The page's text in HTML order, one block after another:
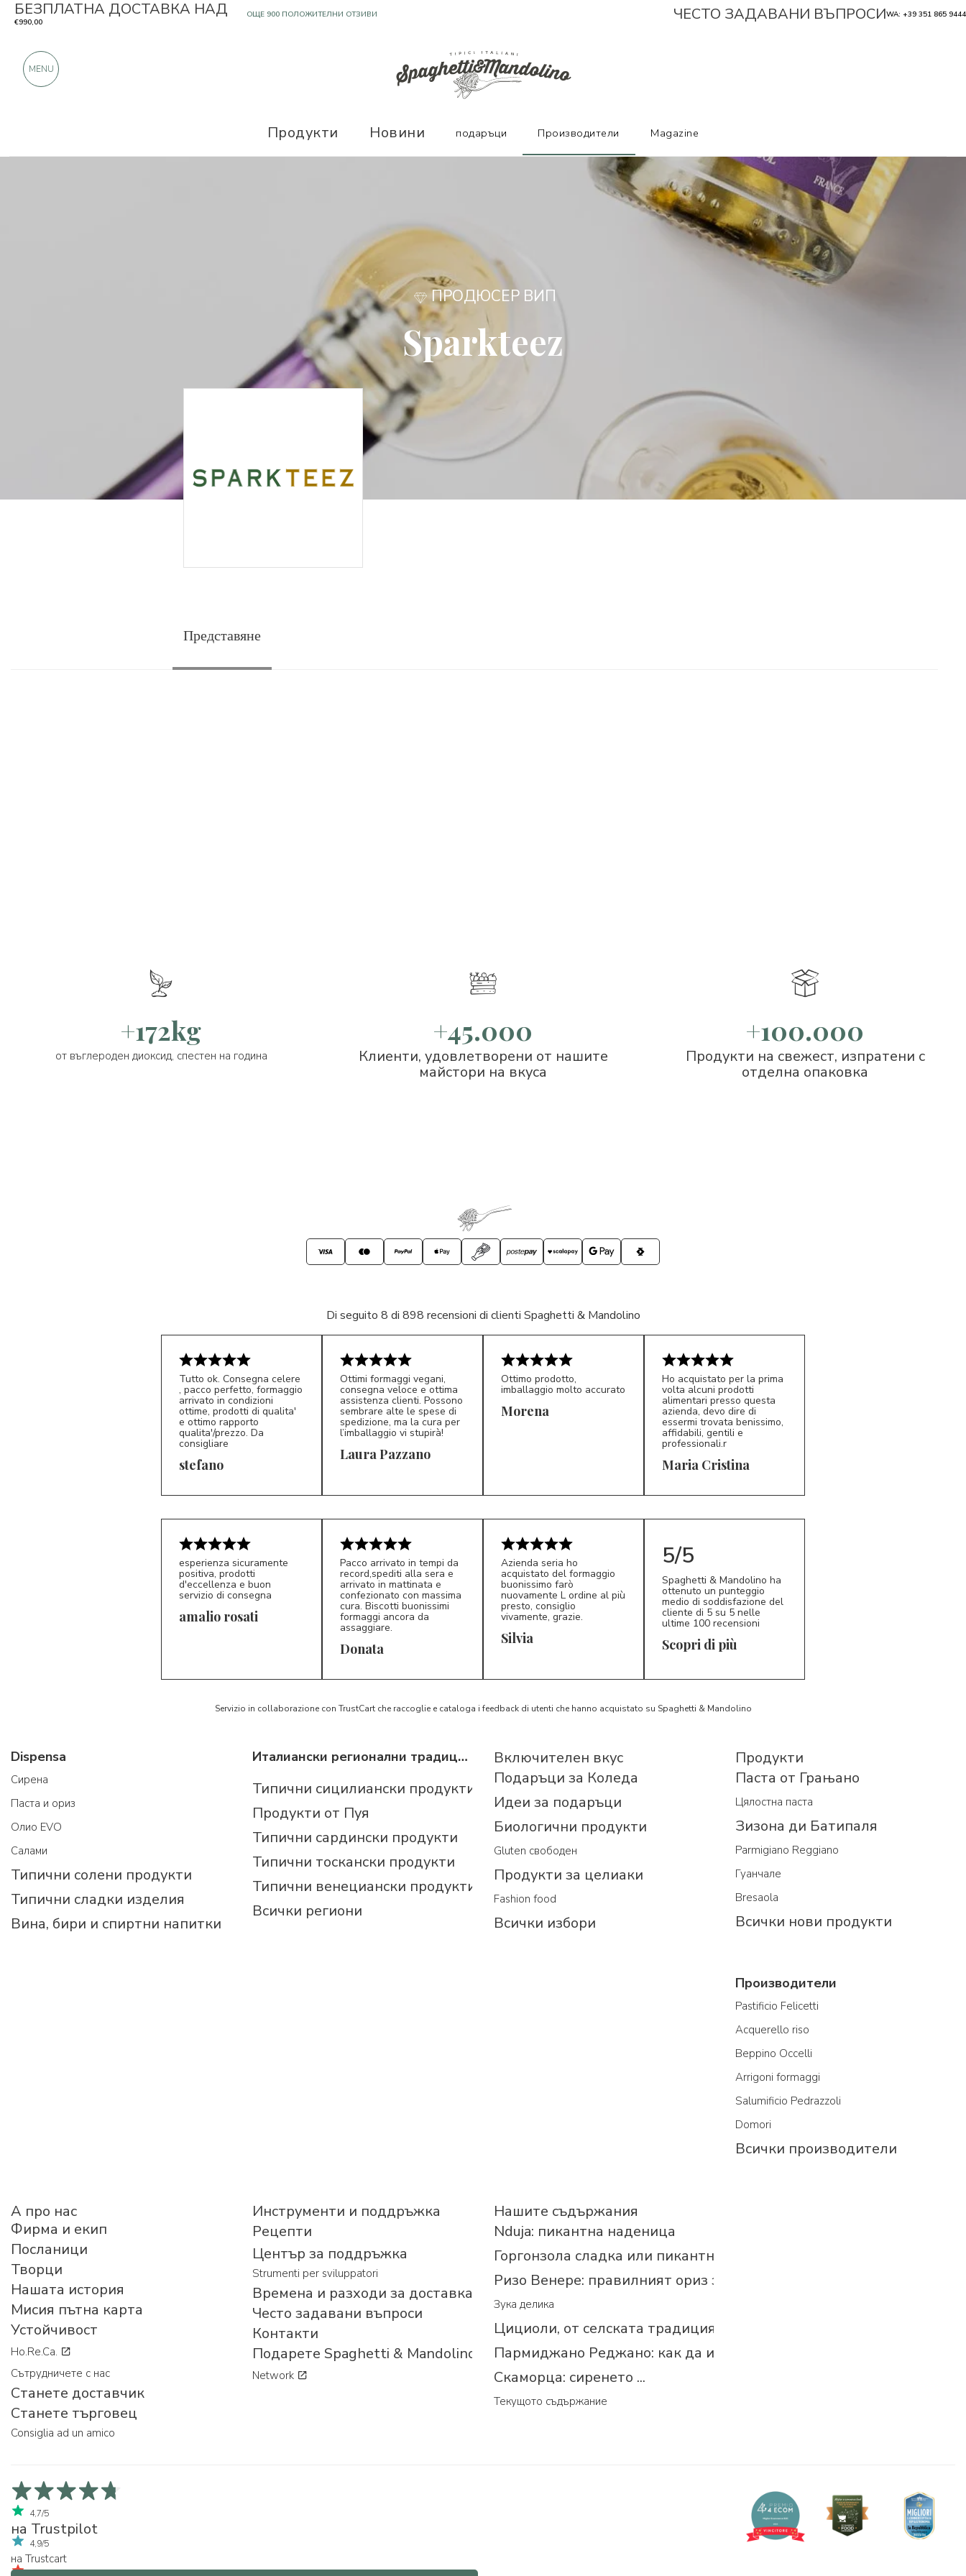
ПРОДЮСЕР ВИП
Sparkteez
Представяне
+172kg
от въглероден диоксид, спестен на година
+45.000
Клиенти, удовлетворени от нашите
майстори на вкуса
+100.000
Продукти на свежест, изпратени с
отделна опаковка
Di seguito 8 di 898 recensioni di clienti Spaghetti & Mandolino
S*
Tutto ok. Consegna celere
, pacco perfetto, formaggio
arrivato in condizioni
ottime, prodotti di qualita'
e ottimo rapporto
qualita'/prezzo. Da
consigliare
stefano LP 5/5
Ottimi formaggi vegani,
consegna veloce e ottima
assistenza clienti. Possono
sembrare alte le spese di
spedizione, ma la cura per
l’imballaggio vi stupirà!
Laura Pazzano
Ottimo prodotto,
imballaggio molto accurato
Morena
MC 5/5
Ho acquistato per la prima
volta alcuni prodotti
alimentari presso questa
azienda, devo dire di
essermi trovata benissimo,
affidabili, gentili e
professionali.r
Maria Cristina
esperienza sicuramente
positiva, prodotti
d'eccellenza e buon
servizio di consegna
amalio rosati
D*
Pacco arrivato in tempi da
record,spediti alla sera e
arrivato in mattinata e
confezionato con massima
cura. Biscotti buonissimi
formaggi ancora da
assaggiare.
Donata S*
Azienda seria ho
acquistato del formaggio
buonissimo farò
nuovamente L ordine al più
presto, consiglio
vivamente, grazie.
Silvia
5/5
Spaghetti & Mandolino ha
ottenuto un punteggio
medio di soddisfazione del
cliente di 5 su 5 nelle
ultime 100 recensioni
Scopri di più
Servizio in collaborazione con TrustCart che raccoglie e cataloga i feedback di utenti che hanno acquistato su Spaghetti & Mandolino
Dispensa
Cирена
Паста и ориз
Олио EVO
Салами
Типични солени продукти
Типични сладки изделия
Вина, бири и спиртни напитки
Италиански регионални традиционни продукти
Типични сицилиански продукти
Продукти от Пуя
Типични сардински продукти
Типични тоскански продукти
Типични венециански продукти
Всички региони
Включителен вкус
Подаръци за Коледа
Идеи за подаръци
Биологични продукти
Gluten свободен
Продукти за целиаки
Fashion food
Всички избори
Продукти
Паста от Грањано
Цялостна паста
Зизона ди Батипаля
Parmigiano Reggiano
Гуанчале
Bresaola
Всички нови продукти
Производители
Pastificio Felicetti
Acquerello riso
Beppino Occelli
Arrigoni formaggi
Salumificio Pedrazzoli
Domori
Всички производители
A про нас
Фирма и екип
Посланици
Творци
Нашата история
Мисия пътна карта
Устойчивост
Ho.Re.Ca.
Сътрудничете с нас
Станете доставчик
Станете търговец
Consiglia ad un amico
Инструменти и поддръжка
Рецепти
Център за поддръжка
Strumenti per sviluppatori
Времена и разходи за доставка
Често задавани въпроси
Контакти
Подарете Spaghetti & Mandolino
Network
Нашите съдържания
Nduja: пикантна наденица
Горгонзола сладка или пикантна?
Ризо Венере: правилният ориз за...
Зука делика
Цициоли, от селската традиция
Пармиджано Реджано: как да изберем правилното
Скаморца: сиренето ...
Текущото съдържание
4,7/5
на Trustpilot
4,9/5
на Trustcart
4,7/5 su Google
БЕЗПЛАТНА ДОСТАВКА НАД
€990,00
САМО ПРОДУКТИ ОТ ОТЛИЧНИ ПРОИЗВОДИТЕЛИ ЧЕСТО ЗАДАВАНИ ВЪПРОСИWA: +39 351 865 9444
MENU
Продукти Новини подаръци Производители Magazine